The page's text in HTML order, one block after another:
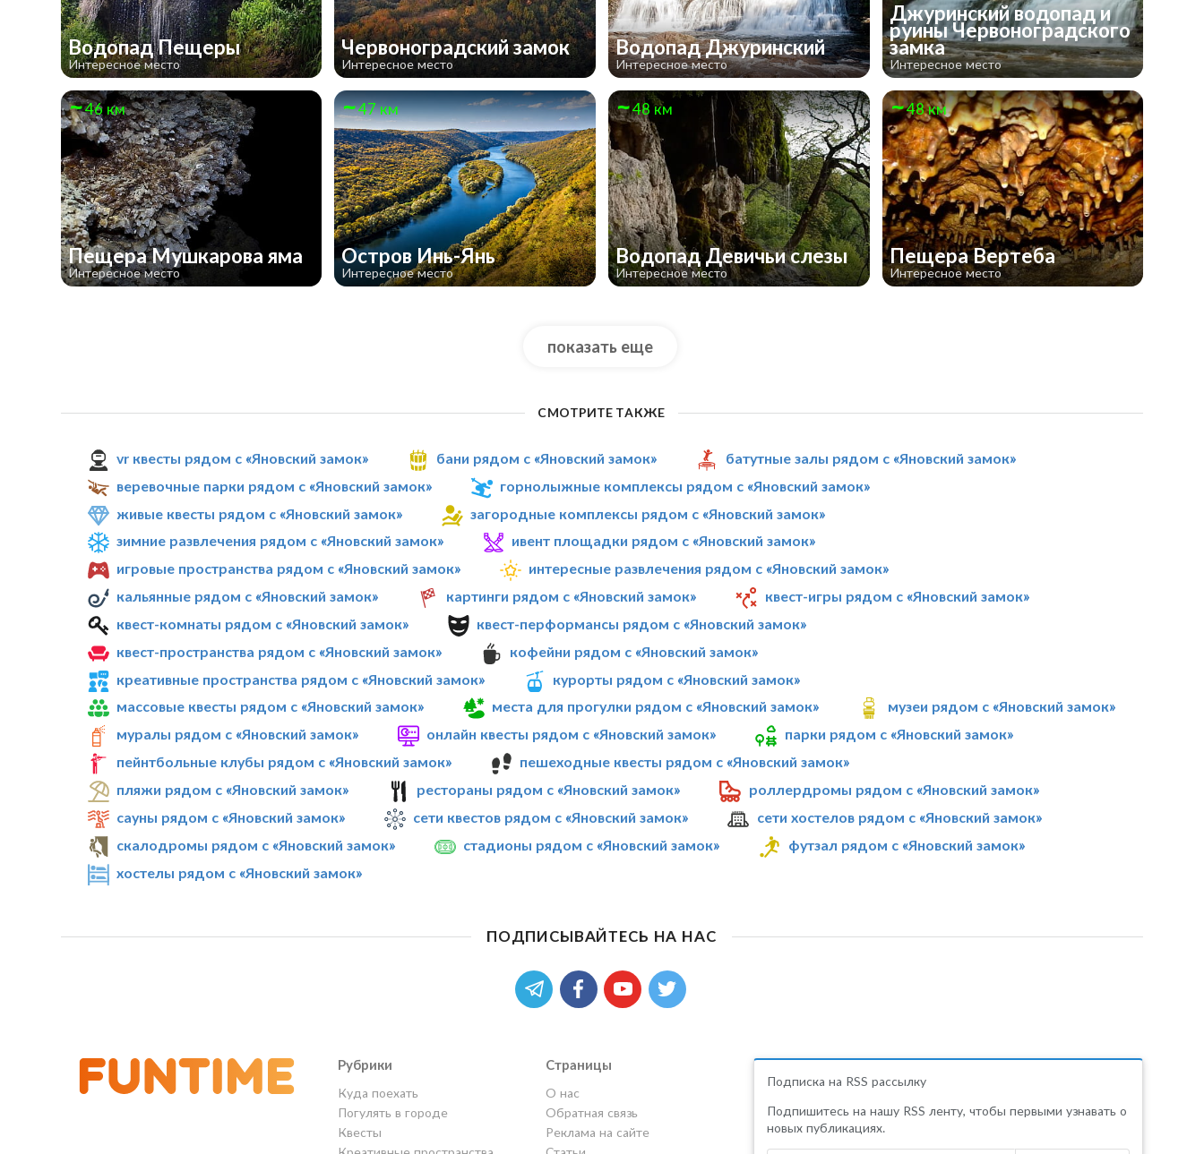
Водопад Пещеры
Интересное место
Червоноградский замок
Интересное место
Водопад Джуринский
Интересное место
Джуринский водопад и
руины Червоноградского
замка
Интересное место
46 км
Пещера Мушкарова яма
Интересное место
47 км
Остров Инь-Янь
Интересное место
48 км
Водопад Девичьи слезы
Интересное место
48 км
Пещера Вертеба
Интересное место
показать еще
СМОТРИТЕ ТАКЖЕ
vr квесты рядом с «Яновский замок» бани рядом с «Яновский замок»
батутные залы рядом с «Яновский замок»
веревочные парки рядом с «Яновский замок»
горнолыжные комплексы рядом с «Яновский замок»
живые квесты рядом с «Яновский замок»
загородные комплексы рядом с «Яновский замок»
зимние развлечения рядом с «Яновский замок»
ивент площадки рядом с «Яновский замок»
игровые пространства рядом с «Яновский замок»
интересные развлечения рядом с «Яновский замок»
кальянные рядом с «Яновский замок»
картинги рядом с «Яновский замок»
квест-игры рядом с «Яновский замок»
квест-комнаты рядом с «Яновский замок»
квест-перформансы рядом с «Яновский замок»
квест-пространства рядом с «Яновский замок»
кофейни рядом с «Яновский замок»
креативные пространства рядом с «Яновский замок»
курорты рядом с «Яновский замок»
массовые квесты рядом с «Яновский замок»
места для прогулки рядом с «Яновский замок»
музеи рядом с «Яновский замок»
муралы рядом с «Яновский замок»
онлайн квесты рядом с «Яновский замок»
парки рядом с «Яновский замок»
пейнтбольные клубы рядом с «Яновский замок»
пешеходные квесты рядом с «Яновский замок»
пляжи рядом с «Яновский замок»
рестораны рядом с «Яновский замок»
роллердромы рядом с «Яновский замок»
сауны рядом с «Яновский замок»
сети квестов рядом с «Яновский замок»
сети хостелов рядом с «Яновский замок»
скалодромы рядом с «Яновский замок»
стадионы рядом с «Яновский замок»
футзал рядом с «Яновский замок»
хостелы рядом с «Яновский замок»
ПОДПИСЫВАЙТЕСЬ НА НАС
Рубрики
Куда поехать
Погулять в городе
Квесты
Страницы
О нас
Обратная связь
Реклама на сайте
Подписка на RSS рассылку
Подпишитесь на нашу RSS ленту, чтобы первыми узнавать о
новых публикациях.